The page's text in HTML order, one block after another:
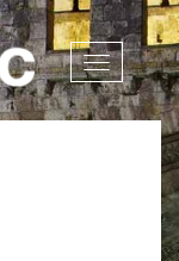
Afficher
la